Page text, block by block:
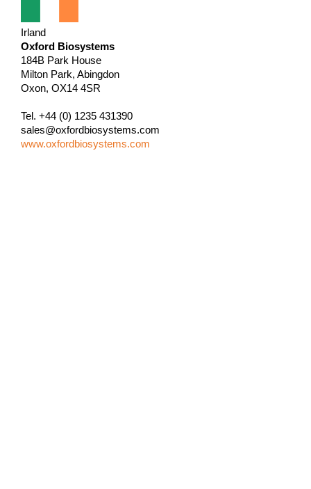
Irland
Oxford Biosystems
184B Park House
Milton Park, Abingdon
Oxon, OX14 4SR
Tel. +44 (0) 1235 431390
sales@oxfordbiosystems.com
www.oxfordbiosystems.com